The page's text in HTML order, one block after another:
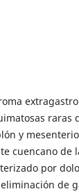
raras
y
cuencano de
por
de